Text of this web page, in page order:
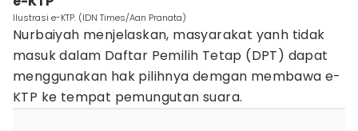
Ilustrasi e-KTP. (IDN Times/Aan Pranata)
Nurbaiyah menjelaskan, masyarakat yanh tidak
masuk dalam Daftar Pemilih Tetap (DPT) dapat
menggunakan hak pilihnya demgan membawa e-
KTP ke tempat pemungutan suara.